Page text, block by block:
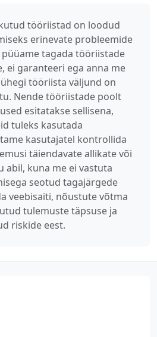
tööriistad on loodud
erinevate probleemide
tagada tööriistade
ei garanteeri ega anna me
tööriista väljund on
Nende tööriistade poolt
esitatakse sellisena,
tuleks kasutada
kasutajatel kontrollida
täiendavate allikate või
abil, kuna me ei vastuta
seotud tagajärgede
veebisaiti, nõustute võtma
tulemuste täpsuse ja
riskide eest.